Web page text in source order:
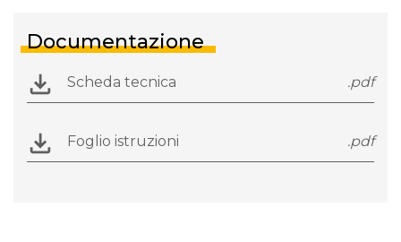
Documentazione
Scheda tecnica .pdf
Foglio istruzioni .pdf